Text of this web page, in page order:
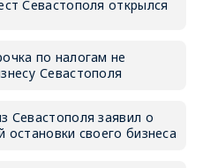
Севастополя открылся
по налогам не
Севастополя
Севастополя заявил о
остановки своего бизнеса